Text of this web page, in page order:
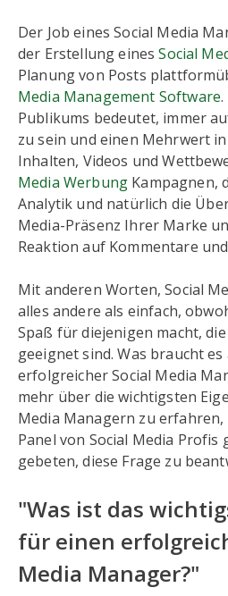
Der Job eines Social Media
der Erstellung einesSocial
Planung von Posts
Media Management Software
Publikums bedeutet, immer
zu sein und einen Mehrwert
Inhalten, Videos und
Media Werbung Kampagnen,
Analytik und natürlich die
Media-Präsenz Ihrer Marke
Reaktion auf Kommentare
Mit anderen Worten, Social
alles andere als einfach,
Spaß für diejenigen macht,
geeignet sind. Was braucht es
erfolgreicher Social Media
mehr über die wichtigsten
Media Managern zu
Panel von Social Media Profis
gebeten, diese Frage zu
"Was ist das
für einen
Media Manager?"